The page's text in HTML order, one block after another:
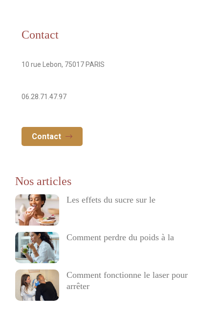
Contact
10 rue Lebon, 75017 PARIS
06.28.71.47.97
Contact
Les effets du sucre sur le
Comment perdre du poids à la
Comment fonctionne le laser pour
arrêter